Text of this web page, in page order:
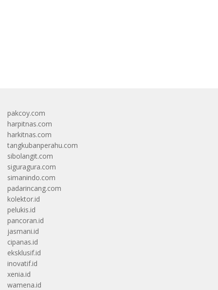
pakcoy.com
harpitnas.com
harkitnas.com
tangkubanperahu.com
sibolangit.com
siguragura.com
simanindo.com
padarincang.com
kolektor.id
pelukis.id
pancoran.id
jasmani.id
cipanas.id
eksklusif.id
inovatif.id
xenia.id
wamena.id